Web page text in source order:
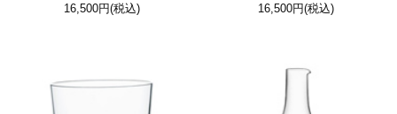
16,500円(税込)
16,500円(税込)